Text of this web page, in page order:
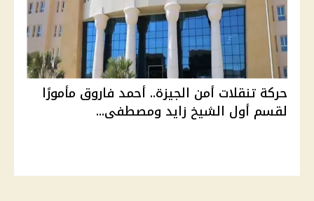
حركة تنقلات أمن الجيزة.. أحمد فاروق مأمورًا
لقسم أول الشيخ زايد ومصطفى...